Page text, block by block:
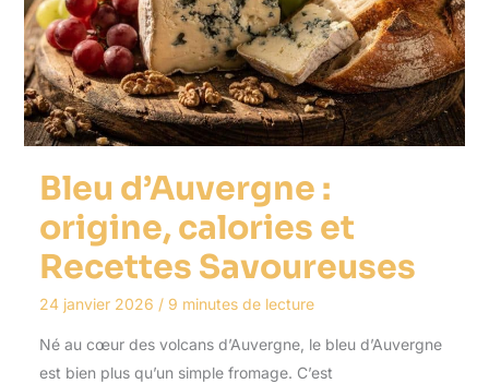
Bleu d’Auvergne :
origine, calories et
Recettes Savoureuses
24 janvier 2026 / 9 minutes de lecture
Né au cœur des volcans d’Auvergne, le bleu d’Auvergne
est bien plus qu’un simple fromage. C’est